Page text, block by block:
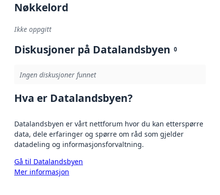
Nøkkelord
Ikke oppgitt
Diskusjoner på Datalandsbyen 0
Ingen diskusjoner funnet
Hva er Datalandsbyen?
Datalandsbyen er vårt nettforum hvor du kan etterspørre
data, dele erfaringer og spørre om råd som gjelder
datadeling og informasjonsforvaltning.
Gå til Datalandsbyen
Mer informasjon